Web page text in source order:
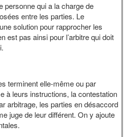
personne qui a la charge de
entre les parties. Le
solution pour rapprocher les
est pas ainsi pour l’arbitre qui doit
terminent elle-même ou par
à leurs instructions, la contestation
arbitrage, les parties en désaccord
juge de leur différent. On y ajoute